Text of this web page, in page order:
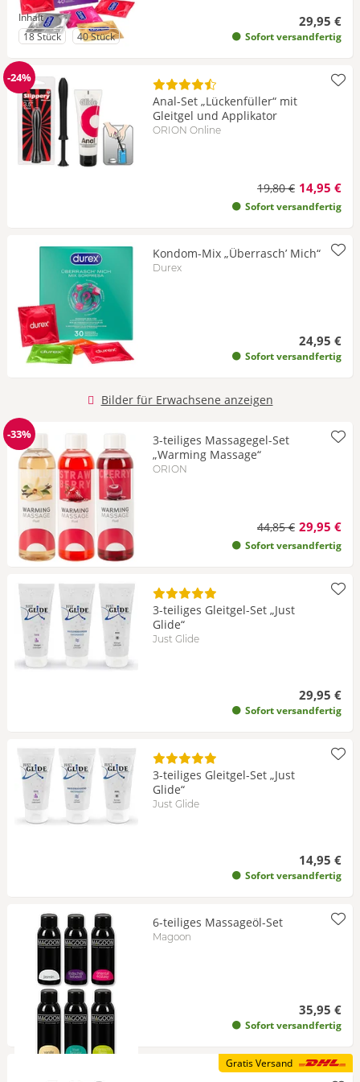
29,95 €
Sofort versandfertig
Inhalt
zu Inhalt
18 Stück zu Inhalt
40 Stück
Reduzierung
-24%
Anal-Set „Lückenfüller“ mit
Gleitgel und Applikator
ORION Online
19,80 € 14,95 €
Sofort versandfertig
Kondom-Mix „Überrasch’ Mich“
Durex
24,95 €
Sofort versandfertig
Bilder für Erwachsene anzeigen
Reduzierung
-33%
3-teiliges Massagegel-Set
„Warming Massage“
ORION
44,85 € 29,95 €
Sofort versandfertig
3-teiliges Gleitgel-Set „Just
Glide“
Just Glide
29,95 €
Sofort versandfertig
3-teiliges Gleitgel-Set „Just
Glide“
Just Glide
14,95 €
Sofort versandfertig
6-teiliges Massageöl-Set
Magoon
35,95 €
Sofort versandfertig
Gratis Versand